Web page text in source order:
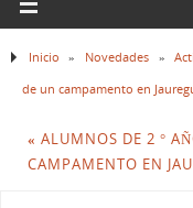
Inicio » Novedades »
de un campamento en
« ALUMNOS DE 2 °
CAMPAMENTO EN